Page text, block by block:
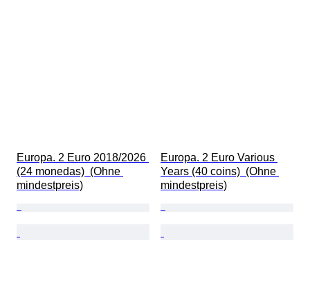
Europa. 2 Euro 2018/2026
(24 monedas)  (Ohne
mindestpreis)
Europa. 2 Euro Various
Years (40 coins)  (Ohne
mindestpreis)